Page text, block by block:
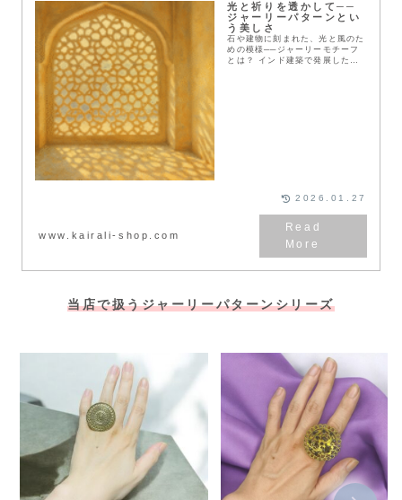
光と祈りを透かして──
ジャーリーパターンとい
う美しさ
石や建物に刻まれた、光と風のた
めの模様──ジャーリーモチーフ
とは？ インド建築で発展した透
www.kairali-shop.com
2026.01.27
当店で扱うジャーリーパターンシリーズ